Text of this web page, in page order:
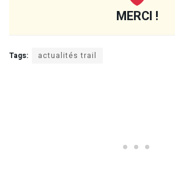
MERCI !
Tags: actualités trail